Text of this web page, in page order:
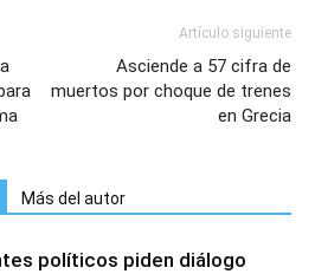
Artículo siguiente
Asciende a 57 cifra de
muertos por choque de trenes
en Grecia
Más del autor
políticos piden diálogo